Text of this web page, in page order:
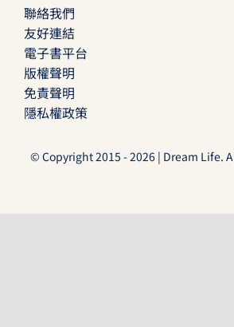
聯絡我們
友好連結
電子書平台
版權聲明
免責聲明
隱私權政策
© Copyright 2015 - 2026 | Dream Life.